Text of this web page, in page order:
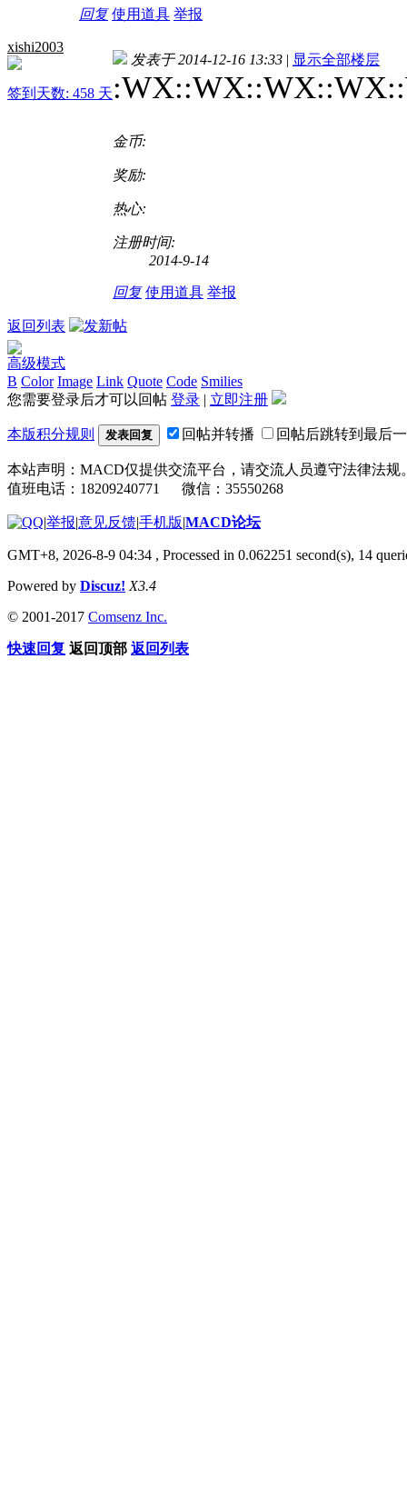
回复 使用道具 举报
xishi2003
签到天数: 458 天
发表于 2014-12-16 13:33 | 显示全部楼层
金币:
奖励:
热心:
注册时间:
2014-9-14
回复 使用道具 举报
返回列表
高级模式
B Color Image Link Quote Code Smilies
您需要登录后才可以回帖 登录 | 立即注册
本版积分规则 发表回复 回帖并转播 回帖后跳转到最后
本站声明：MACD仅提供交流平台，请交流人员遵守法律法规
值班电话：18209240771 微信：35550268
|举报|意见反馈|手机版|MACD论坛
GMT+8, 2026-8-9 04:34 , Processed in 0.062251 second(s), 14
Powered by Discuz! X3.4
© 2001-2017 Comsenz Inc.
快速回复 返回顶部 返回列表